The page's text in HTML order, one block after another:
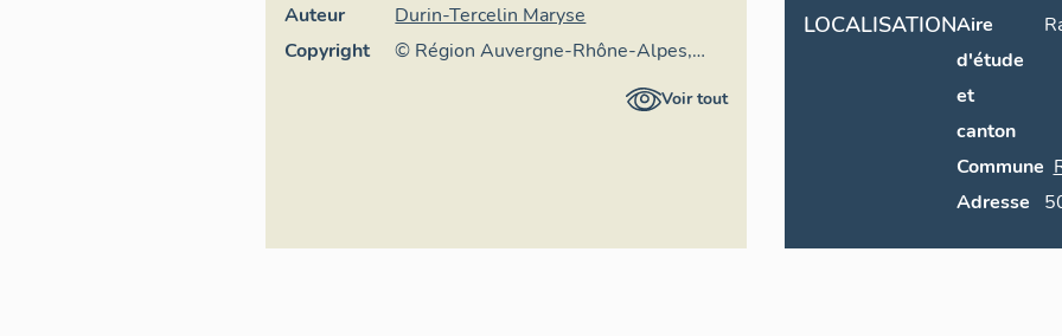
Auteur
Durin-Tercelin Maryse
Copyright
© Région Auvergne-Rhône-Alpes,
Inventaire général du patrimoineVoir tout
LOCALISATIONAire
d'étude
et
canton
Commune
Adresse